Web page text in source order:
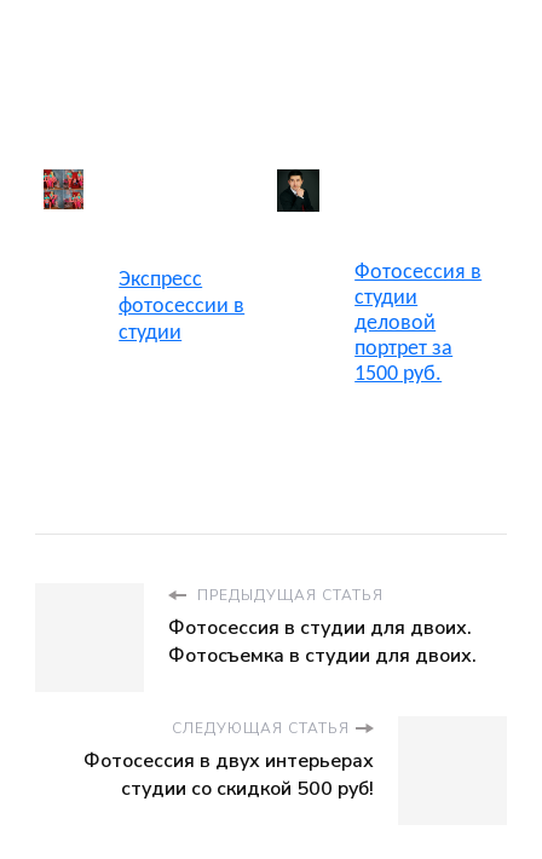
Экспресс
фотосессии в
студии
Фотосессия в
студии
деловой
портрет за
1500 руб.
ПРЕДЫДУЩАЯ СТАТЬЯ
Фотосессия в студии для двоих.
Фотосъемка в студии для двоих.
СЛЕДУЮЩАЯ СТАТЬЯ
Фотосессия в двух интерьерах
студии со скидкой 500 руб!